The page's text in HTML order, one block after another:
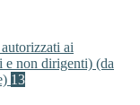
ai
e non dirigenti) (da
13